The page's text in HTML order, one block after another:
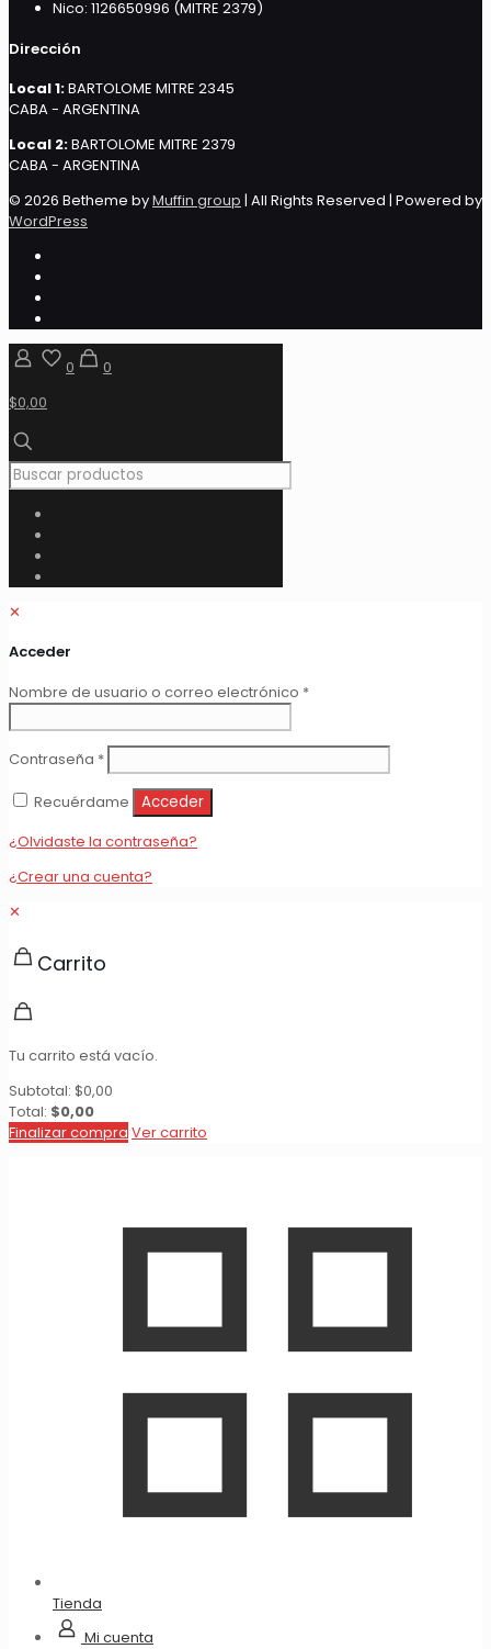
Nico: 1126650996 (MITRE 2379)
Dirección
Local 1:BARTOLOME MITRE 2345
CABA - ARGENTINA
Local 2:BARTOLOME MITRE 2379
CABA - ARGENTINA
© 2026 Betheme byMuffin group | All Rights Reserved | Powered by
WordPress
0
0
$0,00
✕
Acceder
Nombre de usuario o correo electrónico *Obligatorio
Contraseña *Obligatorio
Recuérdame
Acceder
¿Olvidaste la contraseña?
¿Crear una cuenta?
✕
Carrito
Tu carrito está vacío.
Subtotal: $0,00
Total: $0,00
Finalizar compra Ver carrito
Tienda
Mi cuenta